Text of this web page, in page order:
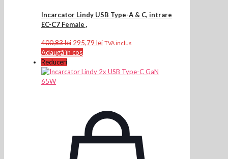
Incarcator Lindy USB Type-A & C, intrare
EC-C7 Female ,
400,83lei Prețul
inițial
fost:
295,79 leiPrețul
295,79 lei.
TVA inclus
Adaugă în coș
Reduceri